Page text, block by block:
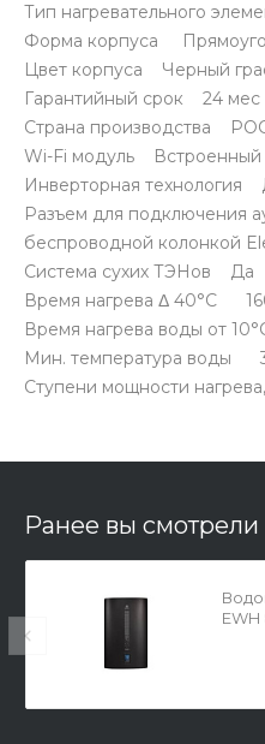
Тип нагревательного
Форма корпуса
Цвет корпуса Черный
Гарантийный срок 24 мес
Страна производства
Wi-Fi модуль Встроенный
Инверторная технология
Разъем для подключения
беспроводной колонкой
Система сухих ТЭНов Да
Время нагрева Δ 40°С
Время нагрева воды от
Мин. температура воды
Ступени мощности
Ранее вы смотрели